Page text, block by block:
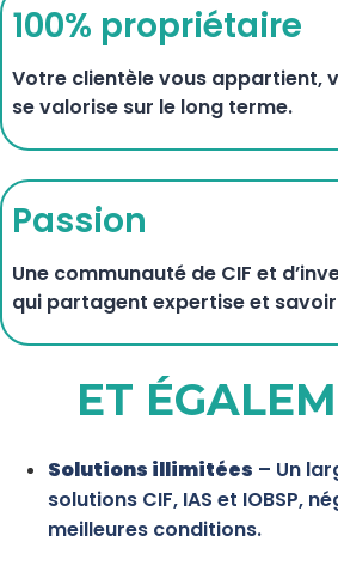
100% propriétaire
Votre clientèle vous appartient,
se valorise sur le long terme.
Passion
Une communauté de CIF et
qui partagent expertise et
ET
Solutions illimitées – Un
solutions CIF, IAS et IOBSP,
meilleures conditions.